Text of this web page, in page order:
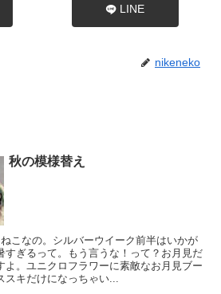
LINE
nikeneko
秋の模様替え
こなの。シルバーウイーク前半はいかが
すぎるって。もう言うな！って？お月見だ
よ。ユニクロフラワーに素敵なお月見ブー
キだけになっちゃい...